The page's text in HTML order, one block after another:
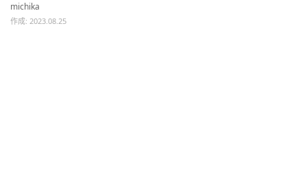
michika
作成: 2023.08.25